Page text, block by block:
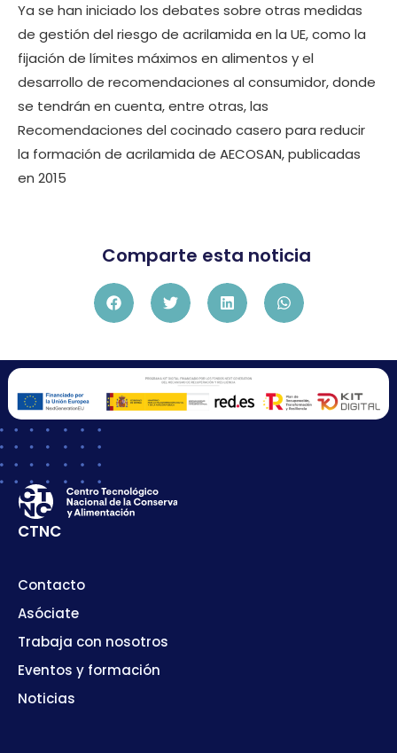
Ya se han iniciado los debates sobre otras medidas
de gestión del riesgo de acrilamida en la UE, como la
fijación de límites máximos en alimentos y el
desarrollo de recomendaciones al consumidor, donde
se tendrán en cuenta, entre otras, las
Recomendaciones del cocinado casero para reducir
la formación de acrilamida de AECOSAN, publicadas
en 2015
Comparte esta noticia
CTNC
Contacto
Asóciate
Trabaja con nosotros
Eventos y formación
Noticias